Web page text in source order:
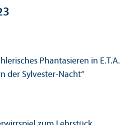
Phantasieren in E.T.A.
der Sylvester-Nacht“